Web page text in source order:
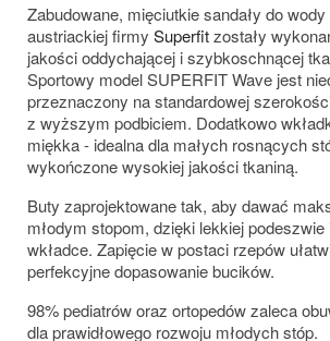
Zabudowane, mięciutkie sandały do
austriackiej firmy Superfitzostały
jakości oddychającej i szybkoschnącej
Sportowy model SUPERFIT Wave jest
przeznaczony na standardowej
z wyższym podbiciem. Dodatkowo
miękka - idealna dla małych rosnących
wykończone wysokiej jakości tkaniną.
Buty zaprojektowane tak, aby dawać
młodym stopom, dzięki lekkiej podeszwie
wkładce. Zapięcie w postaci rzepów
perfekcyjne dopasowanie bucików.
98% pediatrów oraz ortopedów zaleca
dla prawidłowego rozwoju młodych stóp.